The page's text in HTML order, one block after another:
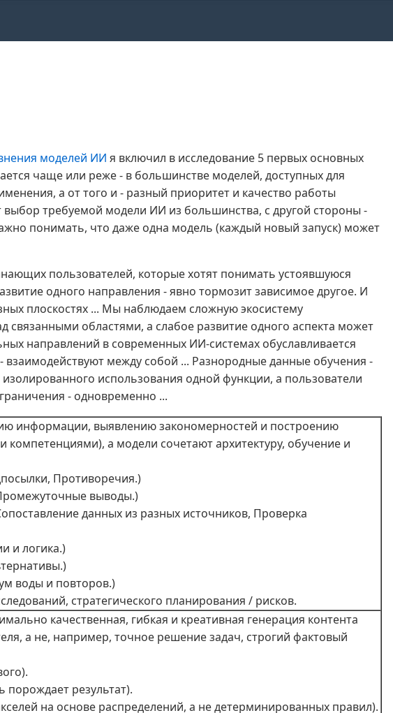
моделей ИИ я включил в исследование 5 первых основных
чаще или реже - в большинстве моделей, доступных для
а от того и - разный приоритет и качество работы
требуемой модели ИИ из большинства, с другой стороны -
понимать, что даже одна модель (каждый новый запуск) может
пользователей, которые хотят понимать устоявшуюся
одного направления - явно тормозит зависимое другое. И
плоскостях ... Мы наблюдаем сложную экосистему
областями, а слабое развитие одного аспекта может
направлений в современных ИИ-системах обуславливается
между собой ... Разнородные данные обучения -
использования одной функции, а пользователи
- одновременно ...
информации, выявлению закономерностей и построению
а модели сочетают архитектуру, обучение и
Противоречия.)
выводы.)
данных из разных источников, Проверка
и логика.)
воды и повторов.)
стратегического планирования / рисков.
качественная, гибкая и креативная генерация контента
а не, например, точное решение задач, строгий фактовый
порождает результат).
на основе распределений, а не детерминированных правил).